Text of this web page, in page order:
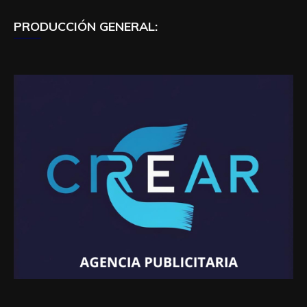
PRODUCCIÓN GENERAL: